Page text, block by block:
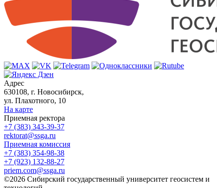
Адрес
630108, г. Новосибирск,
ул. Плахотного, 10
На карте
Приемная ректора
+7 (383) 343-39-37
rektorat@ssga.ru
Приемная комиссия
+7 (383) 354-98-38
+7 (923) 132-88-27
priem.com@ssga.ru
©2026 Сибирский государственный университет геосистем и